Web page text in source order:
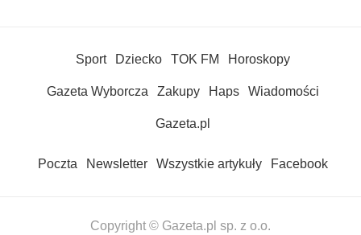
Sport Dziecko TOK FM Horoskopy
Gazeta Wyborcza Zakupy Haps Wiadomości
Gazeta.pl
Poczta Newsletter Wszystkie artykuły Facebook
Copyright © Gazeta.pl sp. z o.o.